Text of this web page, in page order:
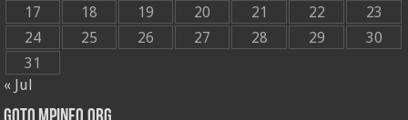
17
18 19 20 21 22
23
24
25 26 27 28 29
30
31
« Jul